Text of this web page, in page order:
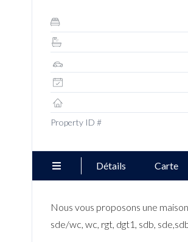
Property ID #
Détails Carte
Nous vous proposons une
sde/wc, wc, rgt, dgt1, sdb,